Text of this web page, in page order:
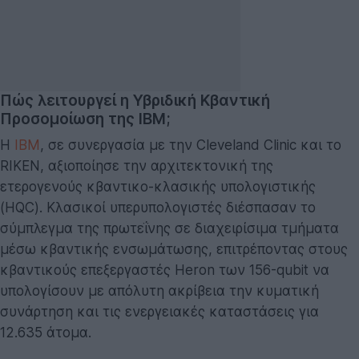
Πώς λειτουργεί η Υβριδική Κβαντική
Προσομοίωση της IBM;
Η IBM , σε συνεργασία με την Cleveland Clinic και το
RIKEN, αξιοποίησε την αρχιτεκτονική της
ετερογενούς κβαντικο-κλασικής υπολογιστικής
(HQC). Κλασικοί υπερυπολογιστές διέσπασαν το
σύμπλεγμα της πρωτεΐνης σε διαχειρίσιμα τμήματα
μέσω κβαντικής ενσωμάτωσης, επιτρέποντας στους
κβαντικούς επεξεργαστές Heron των 156-qubit να
υπολογίσουν με απόλυτη ακρίβεια την κυματική
συνάρτηση και τις ενεργειακές καταστάσεις για
12.635 άτομα.